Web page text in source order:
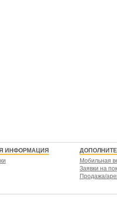
ИНФОРМАЦИЯ
Мобильная
Заявки на
Продажа/